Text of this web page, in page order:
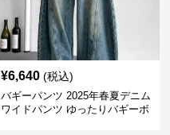
¥6,640 (税込)
バギーパンツ 2025年春夏デニム
ワイドパンツ ゆったりバギーボ